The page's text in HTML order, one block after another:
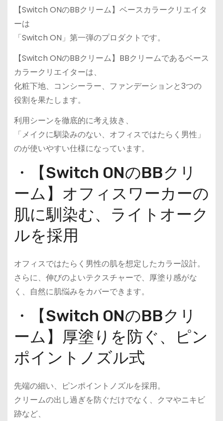
【Switch ONのBBクリーム】ベースカラークリエイタ
ーは
「Switch ON」第一弾のプロダクトです。
【Switch ONのBBクリーム】BBクリームであるベース
カラークリエイターは、
化粧下地、コンシーラー、ファンデーションと3つの
役割を果たします。
利用シーンを徹底的に考え抜き、
「メイクに馴染みのない、オフィスではたらく男性」
のが使いやすい仕様になっています。
・【Switch ONのBBクリ
ーム】オフィスワーカーの
肌に馴染む、ライトオーク
ルを採用
オフィスではたらく男性の肌を想定したカラー設計。
さらに、伸びのよいテクスチャーで、厚塗り感がな
く、自然に肌悩みをカバーできます。
・【Switch ONのBBクリ
ーム】厚塗りを防ぐ、ピン
ポイントノズル式
先端の細い、ピンポイントノズルを採用。
クリームの出し過ぎを防ぐだけでなく、クマやニキビ
跡など、